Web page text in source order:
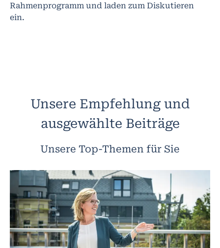
Rahmenprogramm und laden zum Diskutieren
ein.
Unsere Empfehlung und
ausgewählte Beiträge
Unsere Top-Themen für Sie